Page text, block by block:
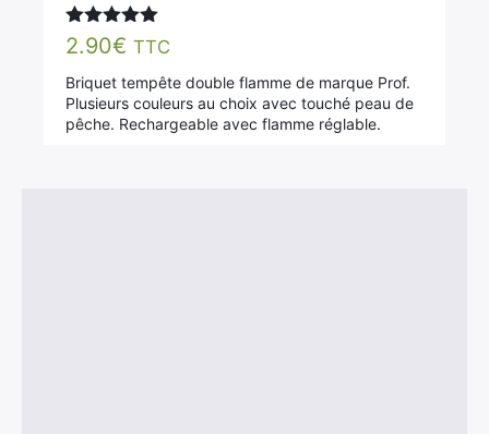
Note5.00
sur 5
2.90€ TTC
Briquet tempête double flamme de marque Prof.
Plusieurs couleurs au choix avec touché peau de
pêche. Rechargeable avec flamme réglable.